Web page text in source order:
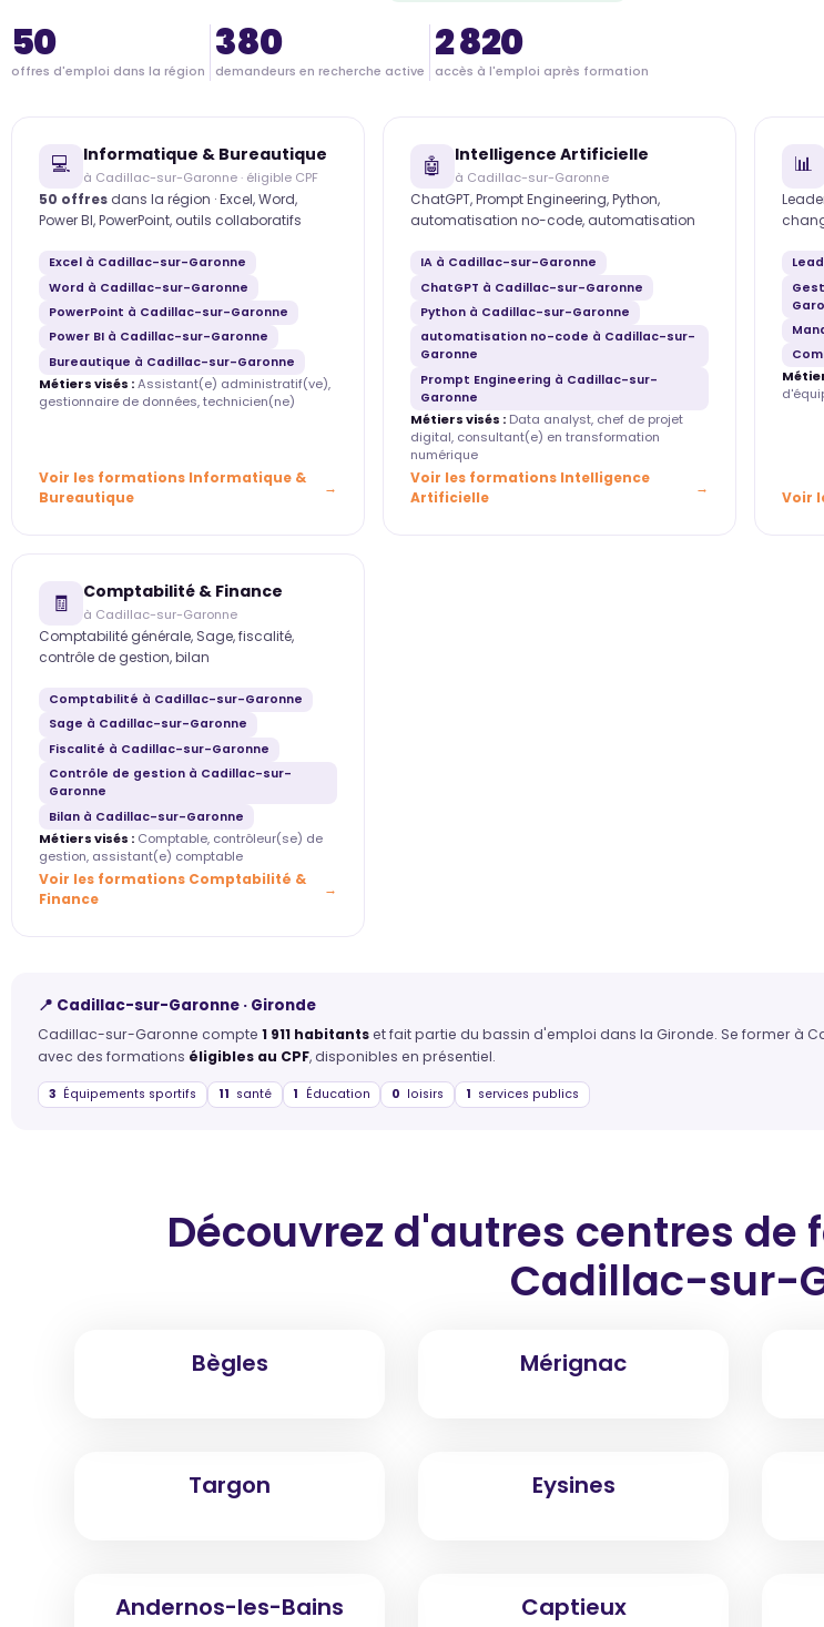
50
offres d'emploi dans la région
380
demandeurs en recherche active
2 820
accès à l'emploi après formation
💻 Informatique & Bureautique
à Cadillac-sur-Garonne · éligible CPF
50 offres dans la région · Excel, Word,
Power BI, PowerPoint, outils collaboratifs
Excel à Cadillac-sur-Garonne
Word à Cadillac-sur-Garonne
PowerPoint à Cadillac-sur-Garonne
Power BI à Cadillac-sur-Garonne
Bureautique à Cadillac-sur-Garonne
Métiers visés :Assistant(e) administratif(ve),
gestionnaire de données, technicien(ne)
Voir les formations Informatique &
Bureautique
🤖 Intelligence Artificielle
à Cadillac-sur-Garonne
ChatGPT, Prompt Engineering, Python,
automatisation no-code, automatisation
IA à Cadillac-sur-Garonne
ChatGPT à Cadillac-sur-Garonne
Python à Cadillac-sur-Garonne
automatisation no-code à Cadillac-sur-
Garonne
Prompt Engineering à Cadillac-sur-
Garonne
Métiers visés : Data analyst, chef de projet
digital, consultant(e) en transformation
numérique
Voir les formations Intelligence
Artificielle
📊
Voir
🧾 Comptabilité & Finance
à Cadillac-sur-Garonne
Comptabilité générale, Sage, fiscalité,
contrôle de gestion, bilan
Comptabilité à Cadillac-sur-Garonne
Sage à Cadillac-sur-Garonne
Fiscalité à Cadillac-sur-Garonne
Contrôle de gestion à Cadillac-sur-
Garonne
Bilan à Cadillac-sur-Garonne
Métiers visés : Comptable, contrôleur(se) de
gestion, assistant(e) comptable
Voir les formations Comptabilité &
Finance
📍 Cadillac-sur-Garonne · Gironde
Cadillac-sur-Garonne compte 1 911 habitantset fait partie du bassin d'emploi dans la Gironde. Se former à
avec des formations éligibles au CPF, disponibles en présentiel.
3 Équipements sportifs 11 santé 1 Éducation 0 loisirs 1 services publics
Découvrez d'autres centres de
Cadillac-sur-
Bègles Mérignac
Targon Eysines
Andernos-les-Bains Captieux